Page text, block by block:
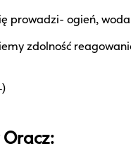
prowadzi- ogień,
zdolność